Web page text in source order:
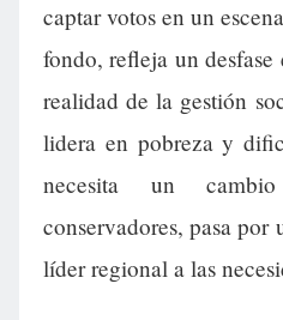
captar votos en un
fondo, refleja un desfase
realidad de la gestión
lidera en pobreza y
necesita un
conservadores, pasa por
líder regional a las